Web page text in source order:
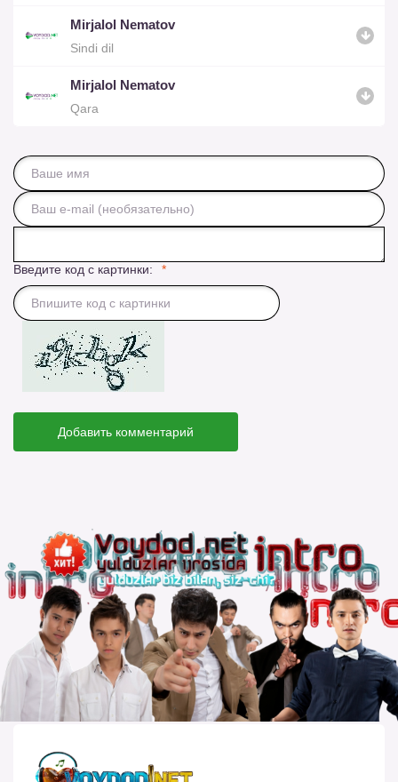
Mirjalol Nematov
Sindi dil
Mirjalol Nematov
Qara
Введите код с картинки:
Добавить комментарий